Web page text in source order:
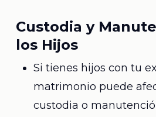
Custodia y
los Hijos
Si tienes hijos con tu
matrimonio puede
custodia o